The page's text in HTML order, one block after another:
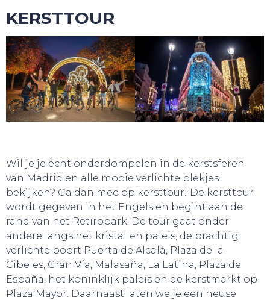
KERSTTOUR
Wil je je écht onderdompelen in de kerstsferen
van Madrid en alle mooie verlichte plekjes
bekijken? Ga dan mee op kersttour! De kersttour
wordt gegeven in het Engels en begint aan de
rand van het Retiropark. De tour gaat onder
andere langs het kristallen paleis, de prachtig
verlichte poort Puerta de Alcalá, Plaza de la
Cibeles, Gran Vía, Malasaña, La Latina, Plaza de
España, het koninklijk paleis en de kerstmarkt op
Plaza Mayor. Daarnaast laten we je een heuse